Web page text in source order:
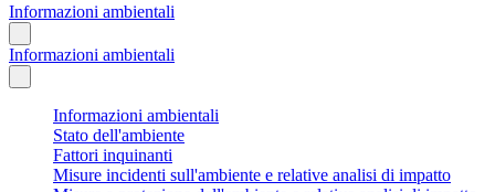
Informazioni ambientali
Informazioni ambientali
Informazioni ambientali
Stato dell'ambiente
Fattori inquinanti
Misure incidenti sull'ambiente e relative analisi di impatto